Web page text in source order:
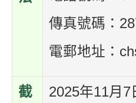
傳真號碼：
電郵地址：
截
2025年11月7